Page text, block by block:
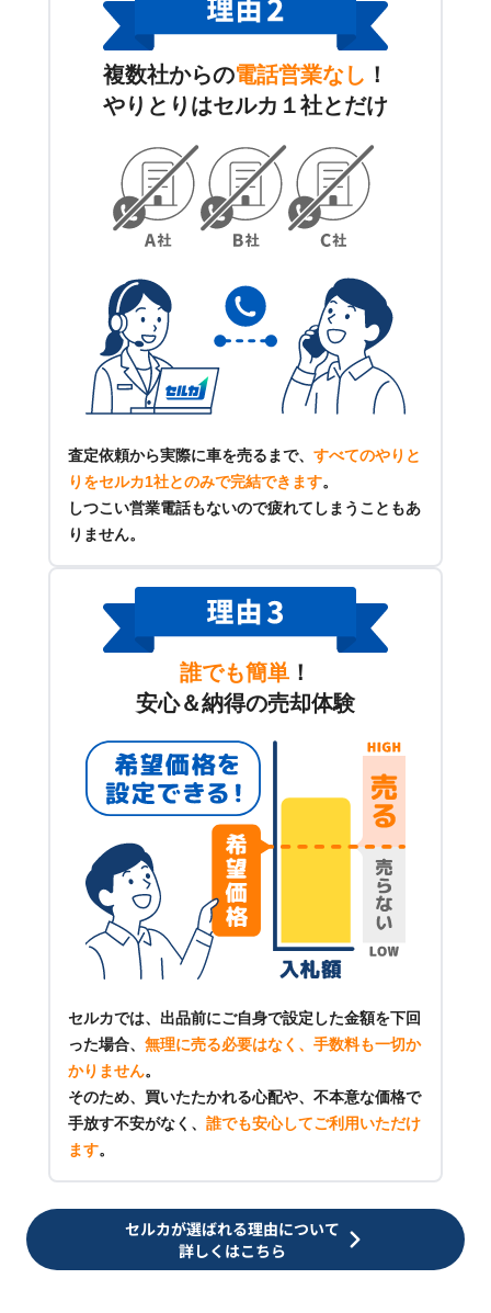
複数社からの電話営業なし ！
やりとりはセルカ１社とだけ
査定依頼から実際に車を売るまで、 すべてのやりと
りをセルカ1社とのみで完結できます。
しつこい営業電話もないので疲れてしまうこともあ
りません。
誰でも簡単 ！
安心＆納得の売却体験
セルカでは、出品前にご自身で設定した金額を下回
った場合、 無理に売る必要はなく、手数料も一切か
かりません。
そのため、買いたたかれる心配や、不本意な価格で
手放す不安がなく、 誰でも安心してご利用いただけ
ます。
セルカが選ばれる理由について
詳しくはこちら